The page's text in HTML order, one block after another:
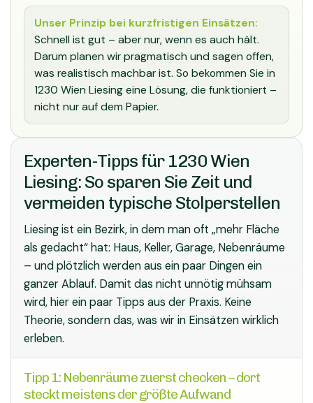
Unser Prinzip bei kurzfristigen Einsätzen:
Schnell ist gut – aber nur, wenn es auch hält.
Darum planen wir pragmatisch und sagen offen,
was realistisch machbar ist. So bekommen Sie in
1230 Wien Liesing eine Lösung, die funktioniert –
nicht nur auf dem Papier.
Experten-Tipps für 1230 Wien
Liesing: So sparen Sie Zeit und
vermeiden typische Stolperstellen
Liesing ist ein Bezirk, in dem man oft „mehr Fläche
als gedacht“ hat: Haus, Keller, Garage, Nebenräume
– und plötzlich werden aus ein paar Dingen ein
ganzer Ablauf. Damit das nicht unnötig mühsam
wird, hier ein paar Tipps aus der Praxis. Keine
Theorie, sondern das, was wir in Einsätzen wirklich
erleben.
Tipp 1: Nebenräume zuerst checken – dort
steckt meistens der größte Aufwand